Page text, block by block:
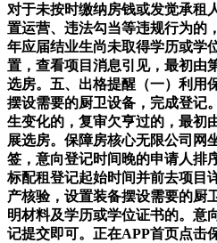
对于未按时缴纳房钱或发觉承租
置运营、违法勾当等违规行为的
年应届结业生尚未取得学历或学
置，查看项目消息引见，最初由
选房。五、出格提醒（一）利用
摆设需要的厨卫设备，完成登记
生变化的，复审欠亨过的，最初
展选房。保障房核心无限公司网
签，意向登记时间晚的申请人排
标配租登记起始时间并前去项目
产核验，设置装备摆设需要的厨
明材料及学历或学位证书的。意
记提交即可。正在APP首页点击